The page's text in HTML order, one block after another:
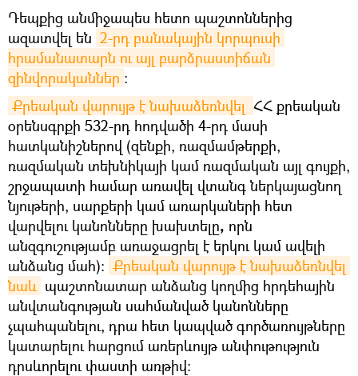
Դեպքից անմիջապես հետո պաշտոններից
ազատվել են 2-րդ բանակային կորպուսի
հրամանատարն ու այլ բարձրաստիճան
զինվորականներ ։
Քրեական վարույթ է նախաձեռնվել ՀՀ քրեական
օրենսգրքի 532-րդ հոդվածի 4-րդ մասի
հատկանիշներով (զենքի, ռազմամթերքի,
ռազմական տեխնիկայի կամ ռազմական այլ գույքի,
շրջապատի համար առավել վտանգ ներկայացնող
նյութերի, սարքերի կամ առարկաների հետ
վարվելու կանոնները խախտելը, որն
անզգուշությամբ առաջացրել է երկու կամ ավելի
անձանց մահ)։ Քրեական վարույթ է նախաձեռնվել
նաև պաշտոնատար անձանց կողմից հրդեհային
անվտանգության սահմանված կանոնները
չպահպանելու, դրա հետ կապված գործառույթները
կատարելու հարցում առերևույթ անփութություն
դրսևորելու փաստի առթիվ։